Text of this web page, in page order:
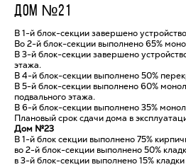
ДОМ №21
В 1-й блок-секции завершено
Во 2-й блок-секции выполнено 65%
В 3-й блок-секции завершено
этажа.
В 4-й блок-секции выполнено 50%
В 5-й блок-секции выполнено 60%
подвального этажа.
В 6-й блок-секции выполнено 35%
Плановый срок сдачи дома в
Дом №23
В 1-й блок секции выполнено 75%
во 2-й блок-секции выполнено 50%
в 3-й блок-секции выполнено 15%